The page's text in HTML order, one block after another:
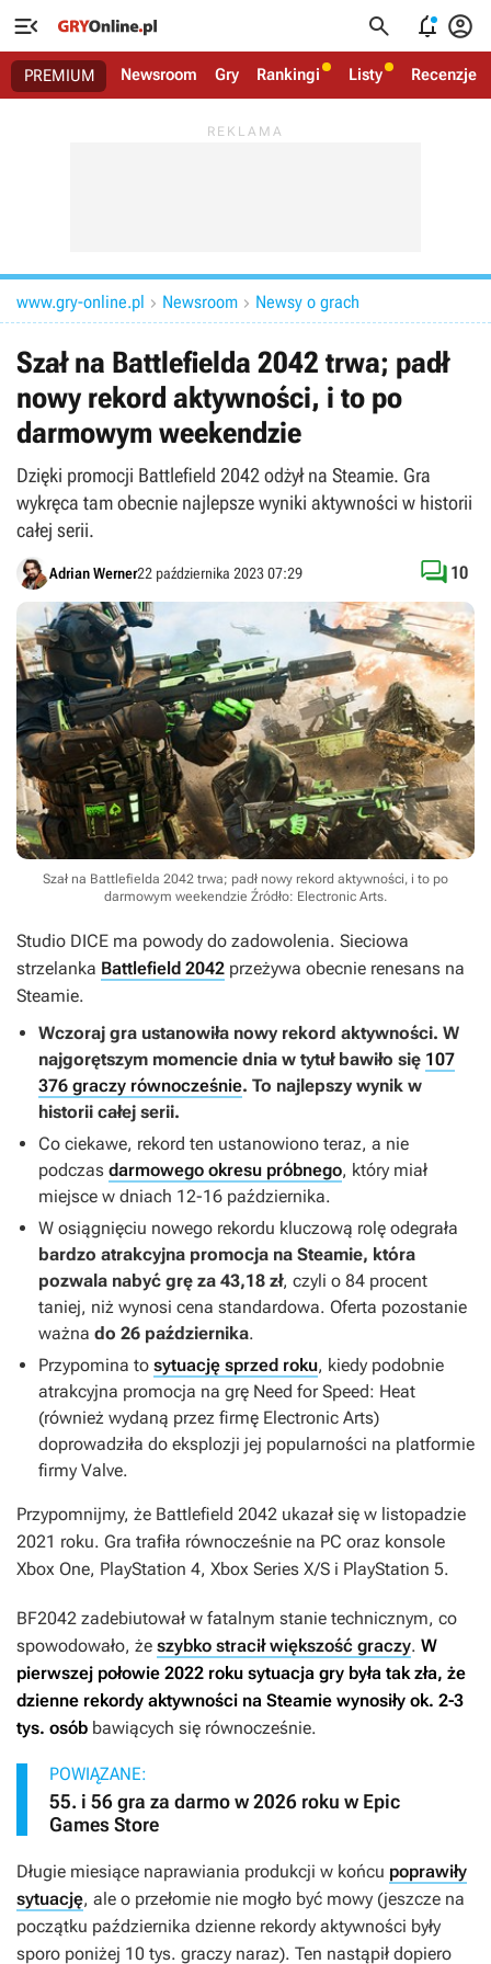
   
PREMIUM Newsroom Gry Rankingi Listy Recenzje
www.gry-online.pl  Newsroom  Newsy o grach
Szał na Battlefielda 2042 trwa; padł
nowy rekord aktywności, i to po
darmowym weekendzie
Dzięki promocji Battlefield 2042 odżył na Steamie. Gra
wykręca tam obecnie najlepsze wyniki aktywności w historii
całej serii.
Adrian Werner22 października 2023 07:29  10
Szał na Battlefielda 2042 trwa; padł nowy rekord aktywności, i to po
darmowym weekendzie Źródło: Electronic Arts.
Studio DICE ma powody do zadowolenia. Sieciowa
strzelanka Battlefield 2042 przeżywa obecnie renesans na
Steamie.
Wczoraj gra ustanowiła nowy rekord aktywności. W
najgorętszym momencie dnia w tytuł bawiło się 107
376 graczy równocześnie. To najlepszy wynik w
historii całej serii.
Co ciekawe, rekord ten ustanowiono teraz, a nie
podczas darmowego okresu próbnego, który miał
miejsce w dniach 12-16 października.
W osiągnięciu nowego rekordu kluczową rolę odegrała
bardzo atrakcyjna promocja na Steamie, która
pozwala nabyć grę za 43,18 zł, czyli o 84 procent
taniej, niż wynosi cena standardowa. Oferta pozostanie
ważna do 26 października.
Przypomina to sytuację sprzed roku, kiedy podobnie
atrakcyjna promocja na grę Need for Speed: Heat
(również wydaną przez firmę Electronic Arts)
doprowadziła do eksplozji jej popularności na platformie
firmy Valve.
Przypomnijmy, że Battlefield 2042 ukazał się w listopadzie
2021 roku. Gra trafiła równocześnie na PC oraz konsole
Xbox One, PlayStation 4, Xbox Series X/S i PlayStation 5.
BF2042 zadebiutował w fatalnym stanie technicznym, co
spowodowało, że szybko stracił większość graczy. W
pierwszej połowie 2022 roku sytuacja gry była tak zła, że
dzienne rekordy aktywności na Steamie wynosiły ok. 2-3
tys. osób bawiących się równocześnie.
POWIĄZANE:
55. i 56 gra za darmo w 2026 roku w Epic
Games Store
Długie miesiące naprawiania produkcji w końcu poprawiły
sytuację, ale o przełomie nie mogło być mowy (jeszcze na
początku października dzienne rekordy aktywności były
sporo poniżej 10 tys. graczy naraz). Ten nastąpił dopiero